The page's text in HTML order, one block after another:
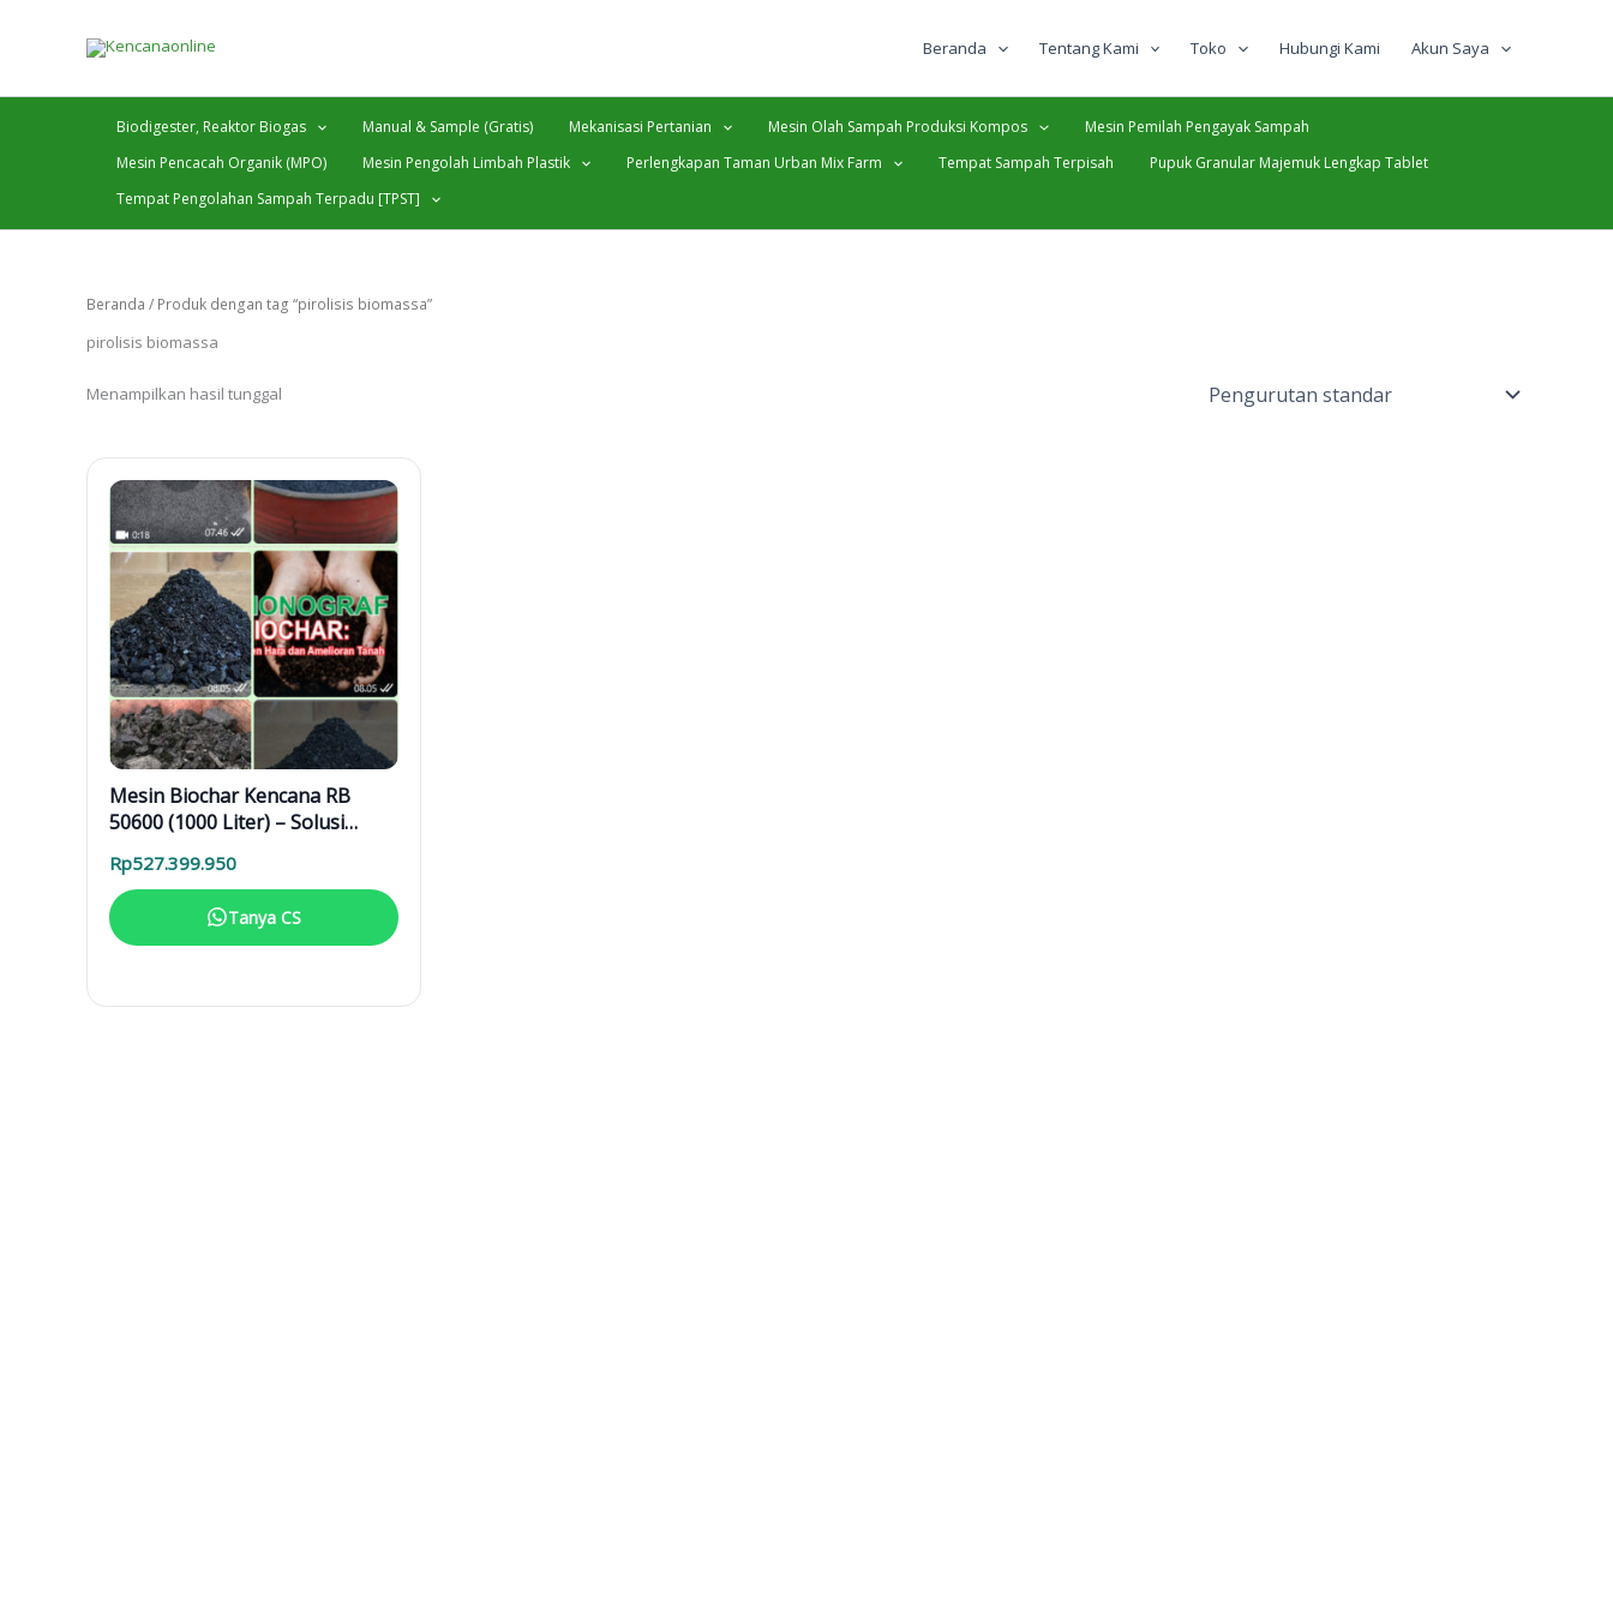
Beranda Tentang Kami Toko Hubungi Kami Akun Saya
Biodigester, Reaktor Biogas Manual & Sample (Gratis) Mekanisasi Pertanian Mesin Olah Sampah Produksi Kompos
Mesin Pemilah Pengayak Sampah
Mesin Pencacah Organik (MPO)
Mesin Pengolah Limbah Plastik Perlengkapan Taman Urban Mix Farm Tempat Sampah Terpisah
Pupuk Granular Majemuk Lengkap Tablet
Tempat Pengolahan Sampah Terpadu [TPST]
Beranda / Produk dengan tag “pirolisis biomassa”
pirolisis biomassa
Menampilkan hasil tunggal
Mesin Biochar Kencana RB
50600 (1000 Liter) – Solusi
Rp527.399.950
Tanya CS